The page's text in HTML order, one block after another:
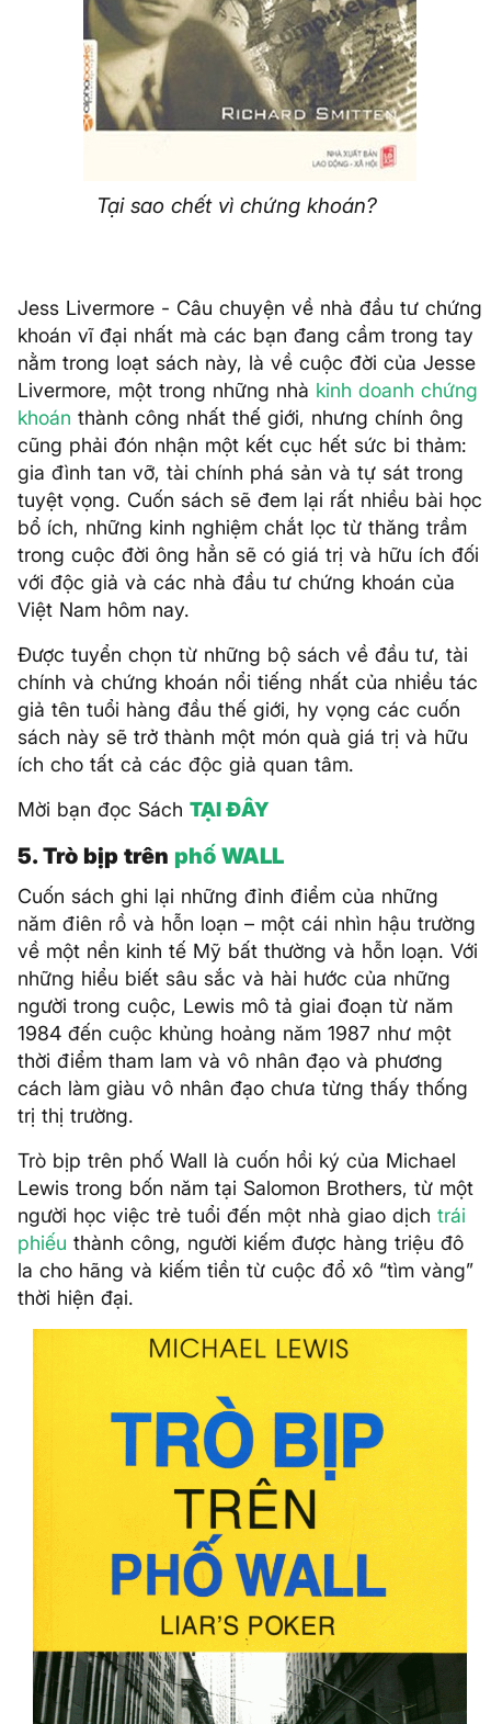
Tại sao chết vì chứng khoán?
Jess Livermore - Câu chuyện về nhà đầu tư chứng
khoán vĩ đại nhất mà các bạn đang cầm trong tay
nằm trong loạt sách này, là về cuộc đời của Jesse
Livermore, một trong những nhà kinh doanh chứng
khoán thành công nhất thế giới, nhưng chính ông
cũng phải đón nhận một kết cục hết sức bi thảm:
gia đình tan vỡ, tài chính phá sản và tự sát trong
tuyệt vọng. Cuốn sách sẽ đem lại rất nhiều bài học
bổ ích, những kinh nghiệm chắt lọc từ thăng trầm
trong cuộc đời ông hẳn sẽ có giá trị và hữu ích đối
với độc giả và các nhà đầu tư chứng khoán của
Việt Nam hôm nay.
Được tuyển chọn từ những bộ sách về đầu tư, tài
chính và chứng khoán nổi tiếng nhất của nhiều tác
giả tên tuổi hàng đầu thế giới, hy vọng các cuốn
sách này sẽ trở thành một món quà giá trị và hữu
ích cho tất cả các độc giả quan tâm.
Mời bạn đọc Sách TẠI ĐÂY
5. Trò bịp trên phố WALL
Cuốn sách ghi lại những đỉnh điểm của những
năm điên rồ và hỗn loạn – một cái nhìn hậu trường
về một nền kinh tế Mỹ bất thường và hỗn loạn. Với
những hiểu biết sâu sắc và hài hước của những
người trong cuộc, Lewis mô tả giai đoạn từ năm
1984 đến cuộc khủng hoảng năm 1987 như một
thời điểm tham lam và vô nhân đạo và phương
cách làm giàu vô nhân đạo chưa từng thấy thống
trị thị trường.
Trò bịp trên phố Wall là cuốn hồi ký của Michael
Lewis trong bốn năm tại Salomon Brothers, từ một
người học việc trẻ tuổi đến một nhà giao dịch trái
phiếu thành công, người kiếm được hàng triệu đô
la cho hãng và kiếm tiền từ cuộc đổ xô “tìm vàng”
thời hiện đại.